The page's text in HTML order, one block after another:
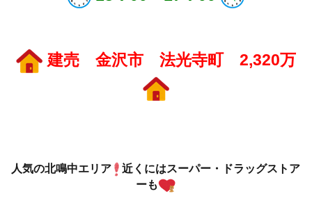
建売 金沢市 法光寺町 2,320万
人気の北鳴中エリア
近くにはスーパー・ドラッグストア
ーも